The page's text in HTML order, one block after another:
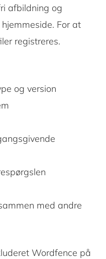
afbildning og
For at
registreres.
og version
med andre
Wordfence på